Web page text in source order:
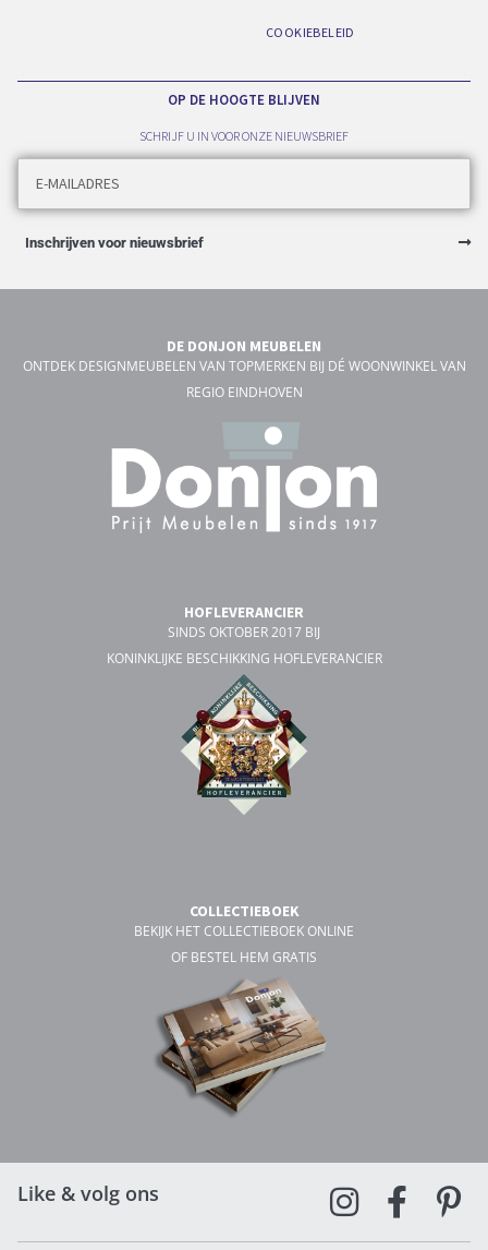
COOKIEBELEID
OP DE HOOGTE BLIJVEN
SCHRIJF U IN VOOR ONZE NIEUWSBRIEF
Inschrijven voor nieuwsbrief
DE DONJON MEUBELEN
ONTDEK DESIGNMEUBELEN VAN TOPMERKEN BIJ DÉ WOONWINKEL VAN
REGIO EINDHOVEN
HOFLEVERANCIER
SINDS OKTOBER 2017 BIJ
KONINKLIJKE BESCHIKKING HOFLEVERANCIER
COLLECTIEBOEK
BEKIJK HET COLLECTIEBOEK ONLINE
OF BESTEL HEM GRATIS
Like & volg ons